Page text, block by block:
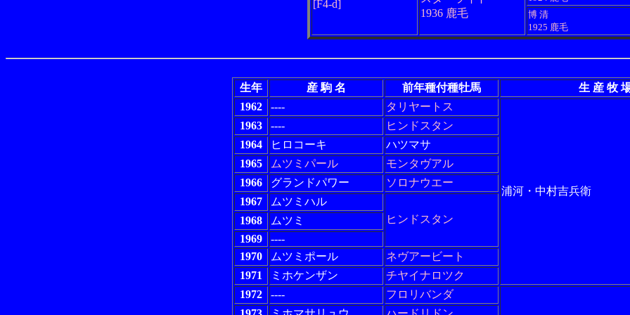
[F4-d]
1936 鹿毛
博 清
1925 鹿毛
生年 産 駒 名 前年種付種牡馬
生 産 牧
1962
---- タリヤートス
浦河・中村吉兵衛
1963 ----
ヒンドスタン
1964
ヒロコーキ
ハツマサ
1965
ムツミパール
モンタヴアル
1966
グランドパワー
ソロナウエー
1967
ムツミハル
ヒンドスタン
1968
ムツミ
1969
----
1970
ムツミポール
ネヴアービート
1971
ミホケンザン
チヤイナロツク
1972
----
フロリバンダ